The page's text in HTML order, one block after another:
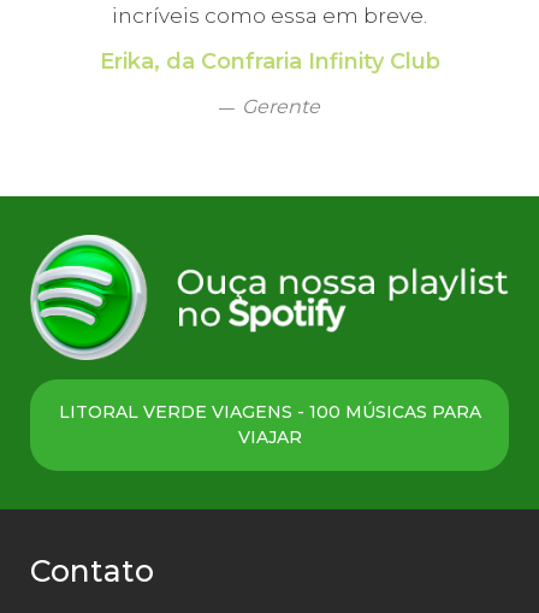
incríveis como essa em breve.
Erika, da Confraria Infinity Club
Gerente
LITORAL VERDE VIAGENS - 100 MÚSICAS PARA
VIAJAR
Contato